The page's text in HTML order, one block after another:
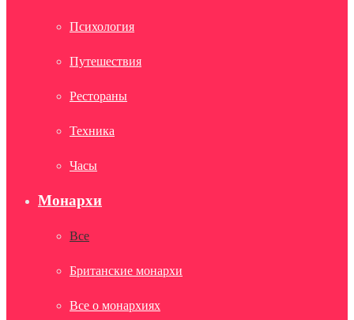
Психология
Путешествия
Рестораны
Техника
Часы
Монархи
Все
Британские монархи
Все о монархиях